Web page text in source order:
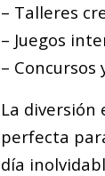
– Talleres
– Juegos
– Concursos
La diversión
perfecta
día